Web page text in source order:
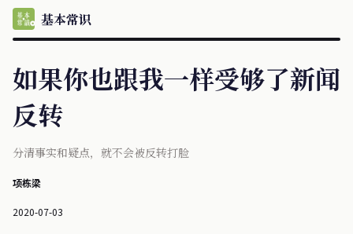
基本常识
如果你也跟我一样受够了新闻
反转
分清事实和疑点，就不会被反转打脸
项栋梁
2020-07-03